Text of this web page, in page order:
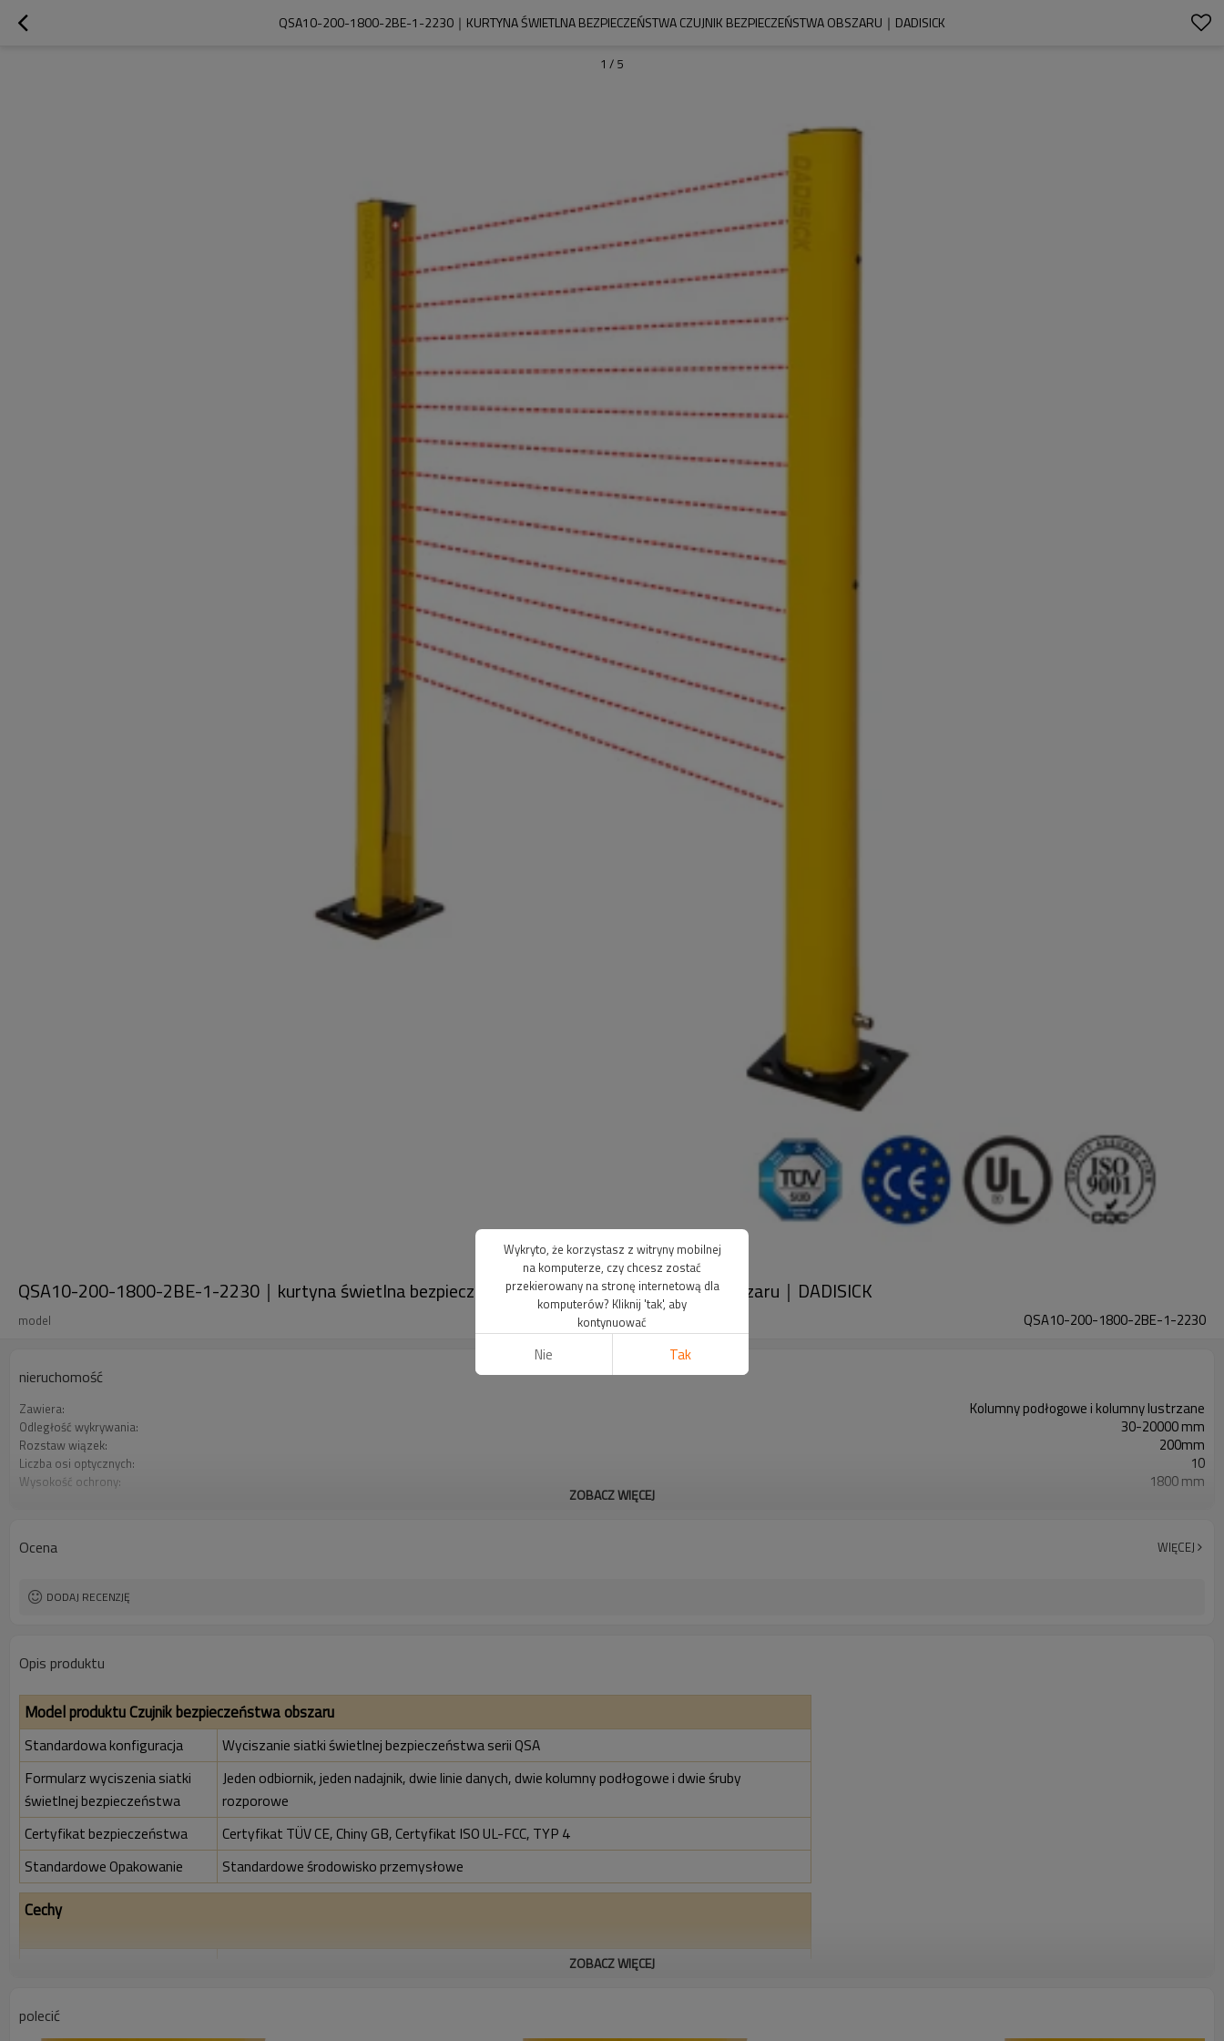
QSA10-200-1800-2BE-1-2230｜KURTYNA ŚWIETLNA BEZPIECZEŃSTWA CZUJNIK BEZPIECZEŃSTWA OBSZARU｜DADISICK
1 / 5
QSA10-200-1800-2BE-1-2230｜kurtyna świetlna bezpieczeństwa Czujnik bezpieczeństwa obszaru｜DADISICK
model QSA10-200-1800-2BE-1-2230
nieruchomość
Zawiera: Kolumny podłogowe i kolumny lustrzane
Odległość wykrywania: 30-20000 mm
Rozstaw wiązek: 200mm
Liczba osi optycznych: 10
Wysokość ochrony: 1800 mm
ZOBACZ WIĘCEJ
Ocena WIĘCEJ
DODAJ RECENZJĘ
Opis produktu
Model produktu Czujnik bezpieczeństwa obszaru
Standardowa konfiguracja
Wyciszanie siatki świetlnej bezpieczeństwa serii QSA
Formularz wyciszenia siatki
świetlnej bezpieczeństwa
Jeden odbiornik, jeden nadajnik, dwie linie danych, dwie kolumny podłogowe i dwie śruby
rozporowe
Certyfikat bezpieczeństwa
Certyfikat TÜV CE, Chiny GB, Certyfikat ISO UL-FCC, TYP 4
Standardowe Opakowanie
Standardowe środowisko przemysłowe
Cechy
ZOBACZ WIĘCEJ
polecić
Wykryto, że korzystasz z witryny mobilnej
na komputerze, czy chcesz zostać
przekierowany na stronę internetową dla
komputerów? Kliknij 'tak', aby
kontynuować
Nie Tak